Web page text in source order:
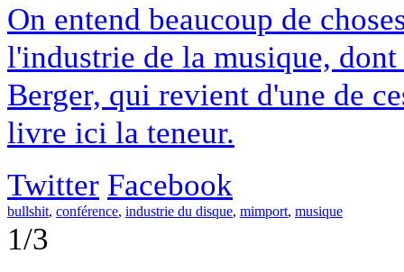
On entend beaucoup de
l'industrie de la musique,
Berger, qui revient d'une de
livre ici la teneur.
Twitter Facebook
bullshit, conférence, industrie du disque, mimport, musique
1/3